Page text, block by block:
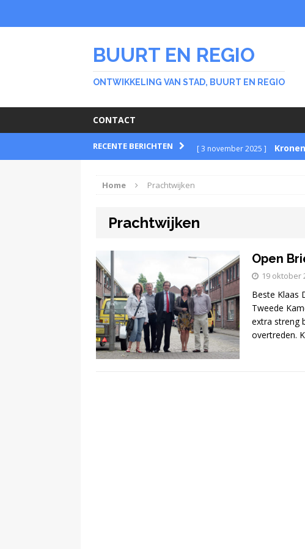
BUURT EN REGIO
ONTWIKKELING VAN STAD, BUURT EN REGIO
CONTACT
RECENTE BERICHTEN [ 3 november 2025 ]
Stichting
[ 13 februari 2024 ]
DEMOCRATIE
[ 24 februari 2026 ]
Home Prachtwijken
Prachtwijken
Open
19 oktober
Beste Klaas
Tweede
extra streng
overtreden.